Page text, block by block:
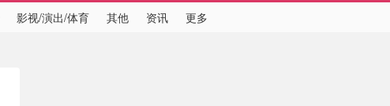
🇨🇳
中国
影视/演出/体育 其他 资讯 更多